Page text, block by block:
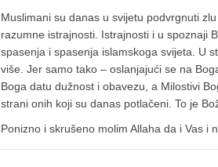
Muslimani su danas u svijetu podvrgnuti
razumne istrajnosti. Istrajnosti i u spoznaji
spasenja i spasenja islamskoga svijeta. U
više. Jer samo tako – oslanjajući se na
Boga datu dužnost i obavezu, a Milostivi
strani onih koji su danas potlačeni. To je
Ponizno i skrušeno molim Allaha da i Vas i